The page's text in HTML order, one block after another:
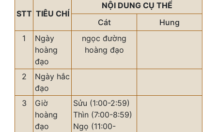
STT TIÊU CHÍ
NỘI DUNG CỤ THỂ
Cát
Hung
1
Ngày
hoàng
đạo
ngọc đường
hoàng đạo
2
Ngày hắc
đạo
3
Giờ
hoàng
đạo
Sửu (1:00-2:59)
Thìn (7:00-8:59)
Ngọ (11:00-